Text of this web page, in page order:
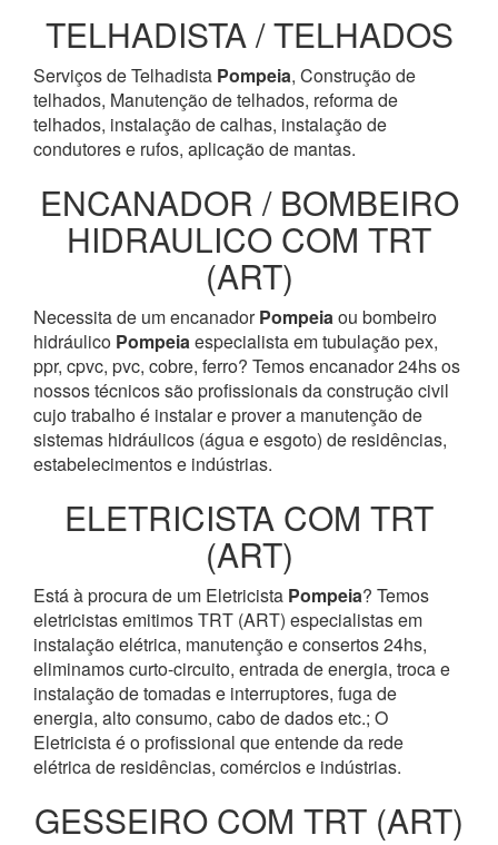
TELHADISTA / TELHADOS
Serviços de Telhadista Pompeia, Construção de
telhados, Manutenção de telhados, reforma de
telhados, instalação de calhas, instalação de
condutores e rufos, aplicação de mantas.
ENCANADOR / BOMBEIRO
HIDRAULICO COM TRT
(ART)
Necessita de um encanadorPompeiaou bombeiro
hidráulico Pompeiaespecialista em tubulação pex,
ppr, cpvc, pvc, cobre, ferro? Temos encanador 24hs os
nossos técnicos são profissionais da construção civil
cujo trabalho é instalar e prover a manutenção de
sistemas hidráulicos (água e esgoto) de residências,
estabelecimentos e indústrias.
ELETRICISTA COM TRT
(ART)
Está à procura de um Eletricista Pompeia? Temos
eletricistas emitimos TRT (ART) especialistas em
instalação elétrica, manutenção e consertos 24hs,
eliminamos curto-circuito, entrada de energia, troca e
instalação de tomadas e interruptores, fuga de
energia, alto consumo, cabo de dados etc.; O
Eletricista é o profissional que entende da rede
elétrica de residências, comércios e indústrias.
GESSEIRO COM TRT (ART)